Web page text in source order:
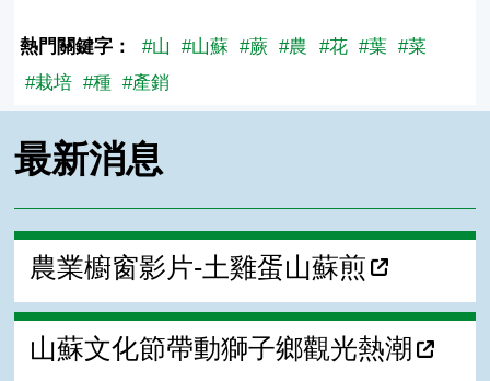
熱門關鍵字： #山 #山蘇 #蕨 #農 #花 #葉 #菜
#栽培 #種 #產銷
最新消息
農業櫥窗影片-土雞蛋山蘇煎
山蘇文化節帶動獅子鄉觀光熱潮